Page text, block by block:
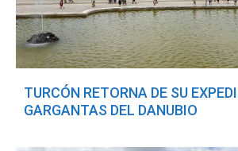
TURCÓN RETORNA DE SU
GARGANTAS DEL DANUBIO